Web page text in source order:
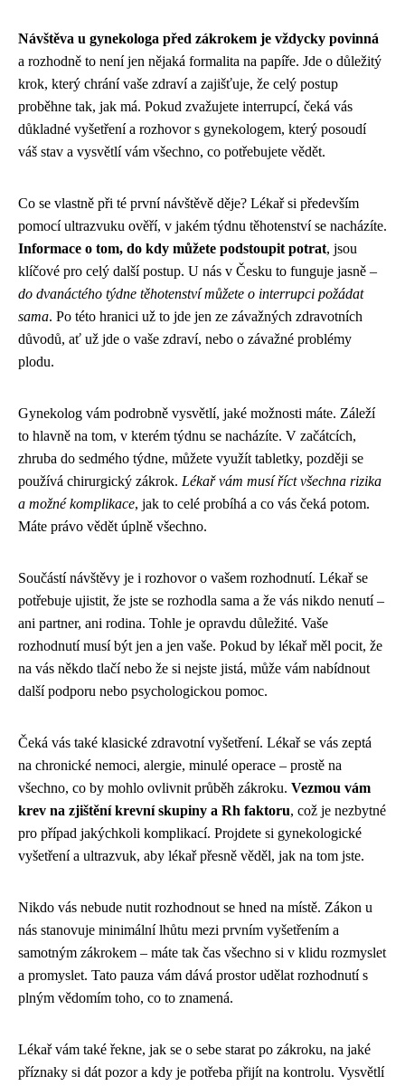
Návštěva u gynekologa před zákrokem je vždycky povinná
a rozhodně to není jen nějaká formalita na papíře. Jde o důležitý
krok, který chrání vaše zdraví a zajišťuje, že celý postup
proběhne tak, jak má. Pokud zvažujete interrupcí, čeká vás
důkladné vyšetření a rozhovor s gynekologem, který posoudí
váš stav a vysvětlí vám všechno, co potřebujete vědět.
Co se vlastně při té první návštěvě děje? Lékař si především
pomocí ultrazvuku ověří, v jakém týdnu těhotenství se nacházíte.
Informace o tom, do kdy můžete podstoupit potrat, jsou
klíčové pro celý další postup. U nás v Česku to funguje jasně –
do dvanáctého týdne těhotenství můžete o interrupci požádat
sama. Po této hranici už to jde jen ze závažných zdravotních
důvodů, ať už jde o vaše zdraví, nebo o závažné problémy
plodu.
Gynekolog vám podrobně vysvětlí, jaké možnosti máte. Záleží
to hlavně na tom, v kterém týdnu se nacházíte. V začátcích,
zhruba do sedmého týdne, můžete využít tabletky, později se
používá chirurgický zákrok. Lékař vám musí říct všechna rizika
a možné komplikace, jak to celé probíhá a co vás čeká potom.
Máte právo vědět úplně všechno.
Součástí návštěvy je i rozhovor o vašem rozhodnutí. Lékař se
potřebuje ujistit, že jste se rozhodla sama a že vás nikdo nenutí –
ani partner, ani rodina. Tohle je opravdu důležité. Vaše
rozhodnutí musí být jen a jen vaše. Pokud by lékař měl pocit, že
na vás někdo tlačí nebo že si nejste jistá, může vám nabídnout
další podporu nebo psychologickou pomoc.
Čeká vás také klasické zdravotní vyšetření. Lékař se vás zeptá
na chronické nemoci, alergie, minulé operace – prostě na
všechno, co by mohlo ovlivnit průběh zákroku. Vezmou vám
krev na zjištění krevní skupiny a Rh faktoru, což je nezbytné
pro případ jakýchkoli komplikací. Projdete si gynekologické
vyšetření a ultrazvuk, aby lékař přesně věděl, jak na tom jste.
Nikdo vás nebude nutit rozhodnout se hned na místě. Zákon u
nás stanovuje minimální lhůtu mezi prvním vyšetřením a
samotným zákrokem – máte tak čas všechno si v klidu rozmyslet
a promyslet. Tato pauza vám dává prostor udělat rozhodnutí s
plným vědomím toho, co to znamená.
Lékař vám také řekne, jak se o sebe starat po zákroku, na jaké
příznaky si dát pozor a kdy je potřeba přijít na kontrolu. Vysvětlí